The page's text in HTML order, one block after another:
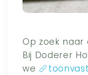
Op zoek naar
Bij Doderer
we